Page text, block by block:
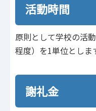
活動時間
原則として学校の活
程度）を1単位としま
謝礼金